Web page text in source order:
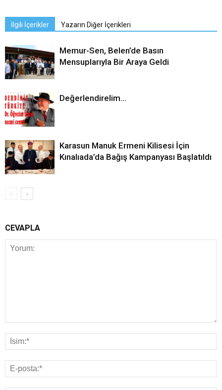
İlgili İçerikler Yazarın Diğer İçerikleri
Memur-Sen, Belen’de Basın
Mensuplarıyla Bir Araya Geldi
Değerlendirelim…
Karasun Manuk Ermeni Kilisesi İçin
Kınalıada’da Bağış Kampanyası Başlatıldı
CEVAPLA